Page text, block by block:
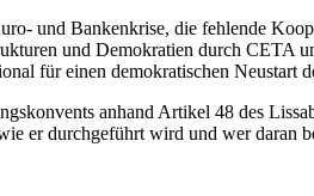
und Bankenkrise, die fehlende
und Demokratien durch CETA
für einen demokratischen Neustart
anhand Artikel 48 des
er durchgeführt wird und wer